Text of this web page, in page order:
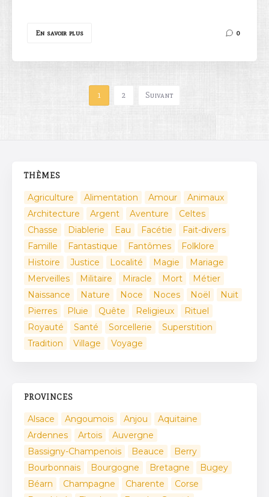
En savoir plus 0
1 2 Suivant
THÈMES
Agriculture Alimentation Amour
Animaux
Architecture
Argent Aventure
Celtes
Chasse
Diablerie Eau Facétie
Fait-divers
Famille
Fantastique Fantômes
Folklore
Histoire
Justice Localité Magie
Mariage
Merveilles
Militaire Miracle Mort
Métier
Naissance
Nature Noce Noces Noël
Nuit
Pierres
Pluie Quête Religieux
Rituel
Royauté
Santé Sorcellerie
Superstition
Tradition
Village Voyage
PROVINCES
Alsace Angoumois Anjou
Aquitaine
Ardennes
Artois
Auvergne
Bassigny-Champenois
Beauce
Berry
Bourbonnais
Bourgogne Bretagne
Bugey
Béarn
Champagne Charente
Corse